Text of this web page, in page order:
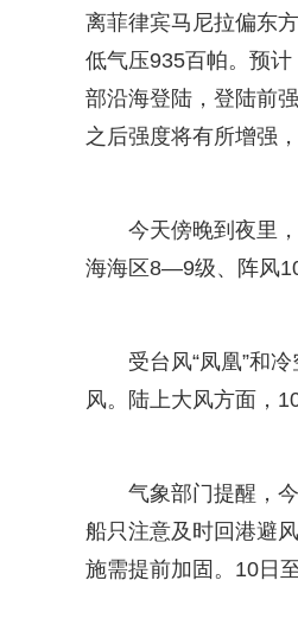
离菲律宾马尼拉偏东
低气压935百帕。预
部沿海登陆，登陆前
之后强度将有所增强
今天傍晚到夜里
海海区8—9级、阵风
受台风“凤凰”和
风。陆上大风方面，
气象部门提醒，
船只注意及时回港避
施需提前加固。10日